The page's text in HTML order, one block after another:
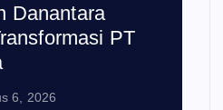
Danantara
PT
6, 2026